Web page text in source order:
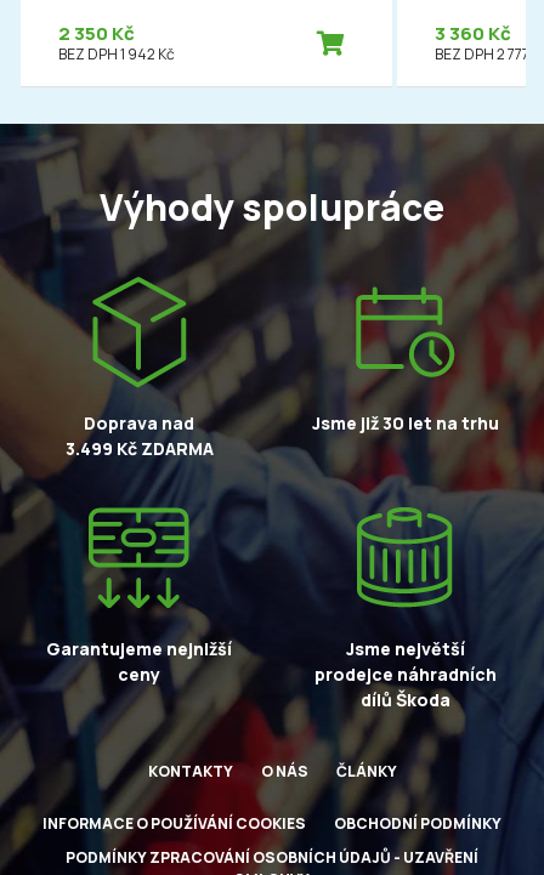
2 350 Kč
BEZ DPH 1 942 Kč
3 360 Kč
BEZ DPH 2 777
Výhody spolupráce
Doprava nad
3.499 Kč ZDARMA
Jsme již 30 let na trhu
Garantujeme nejnižší
ceny
Jsme největší
prodejce náhradních
dílů Škoda
KONTAKTY O NÁS ČLÁNKY
INFORMACE O POUŽÍVÁNÍ COOKIES
OBCHODNÍ PODMÍNKY
PODMÍNKY ZPRACOVÁNÍ OSOBNÍCH ÚDAJŮ - UZAVŘENÍ